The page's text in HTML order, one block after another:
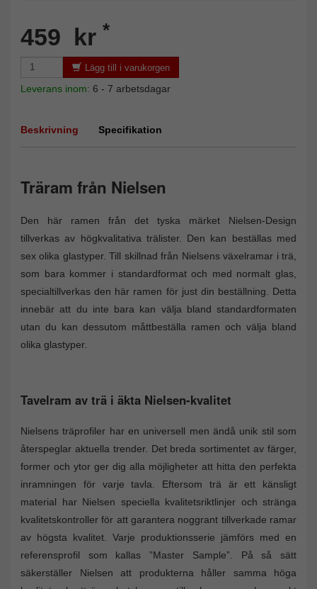
459 kr *
Lägg till i varukorgen
Leverans inom: 6 - 7 arbetsdagar
Beskrivning Specifikation
Träram från Nielsen
Den här ramen från det tyska märket Nielsen-Design
tillverkas av högkvalitativa trälister. Den kan beställas med
sex olika glastyper. Till skillnad från Nielsens växelramar i trä,
som bara kommer i standardformat och med normalt glas,
specialtillverkas den här ramen för just din beställning. Detta
innebär att du inte bara kan välja bland standardformaten
utan du kan dessutom måttbeställa ramen och välja bland
olika glastyper.
Tavelram av trä i äkta Nielsen-kvalitet
Nielsens träprofiler har en universell men ändå unik stil som
återspeglar aktuella trender. Det breda sortimentet av färger,
former och ytor ger dig alla möjligheter att hitta den perfekta
inramningen för varje tavla. Eftersom trä är ett känsligt
material har Nielsen speciella kvalitetsriktlinjer och stränga
kvalitetskontroller för att garantera noggrant tillverkade ramar
av högsta kvalitet. Varje produktionsserie jämförs med en
referensprofil som kallas ”Master Sample”. På så sätt
säkerställer Nielsen att produkterna håller samma höga